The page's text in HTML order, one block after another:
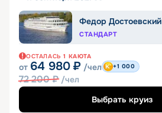
Федор Достоевский
СТАНДАРТ
ОСТАЛАСЬ 1 КАЮТА
от 64 980 ₽ /чел
72 200₽ /чел
+1 000
Выбрать круиз